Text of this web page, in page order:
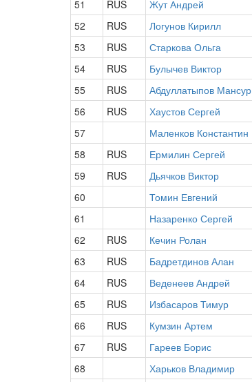
51
RUS Жут Андрей
52
RUS Логунов Кирилл
53
RUS Старкова Ольга
54
RUS Булычев Виктор
55
RUS Абдуллатыпов Мансур
56
RUS Хаустов Сергей
57
Маленков Константин
58
RUS Ермилин Сергей
59
RUS Дьячков Виктор
60
Томин Евгений
61
Назаренко Сергей
62
RUS Кечин Ролан
63
RUS Бадретдинов Алан
64
RUS Веденеев Андрей
65
RUS Избасаров Тимур
66
RUS Кумзин Артем
67
RUS Гареев Борис
68
Харьков Владимир